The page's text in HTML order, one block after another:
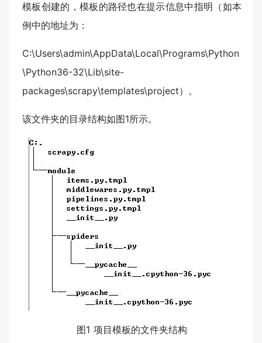
模板创建的，模板的路径也在提示信息中指明（如本
例中的地址为：
C:\Users\admin\AppData\Local\Programs\Python
\Python36-32\Lib\site-
packages\scrapy\templates\project）。
该文件夹的目录结构如图1所示。
图1 项目模板的文件夹结构